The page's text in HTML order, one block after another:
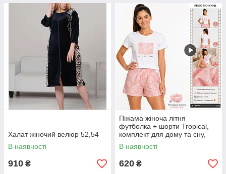
Халат жіночий велюр 52,54
В наявності
910 ₴
Піжама жіноча літня
футболка + шорти Tropical,
комплект для дому та сну,
розміри S M L XL 2XL 3XL
В наявності
620 ₴